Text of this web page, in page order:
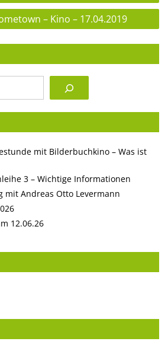
– Kino – 17.04.2019
mit Bilderbuchkino – Was ist
3 – Wichtige Informationen
mit Andreas Otto Levermann
12.06.26